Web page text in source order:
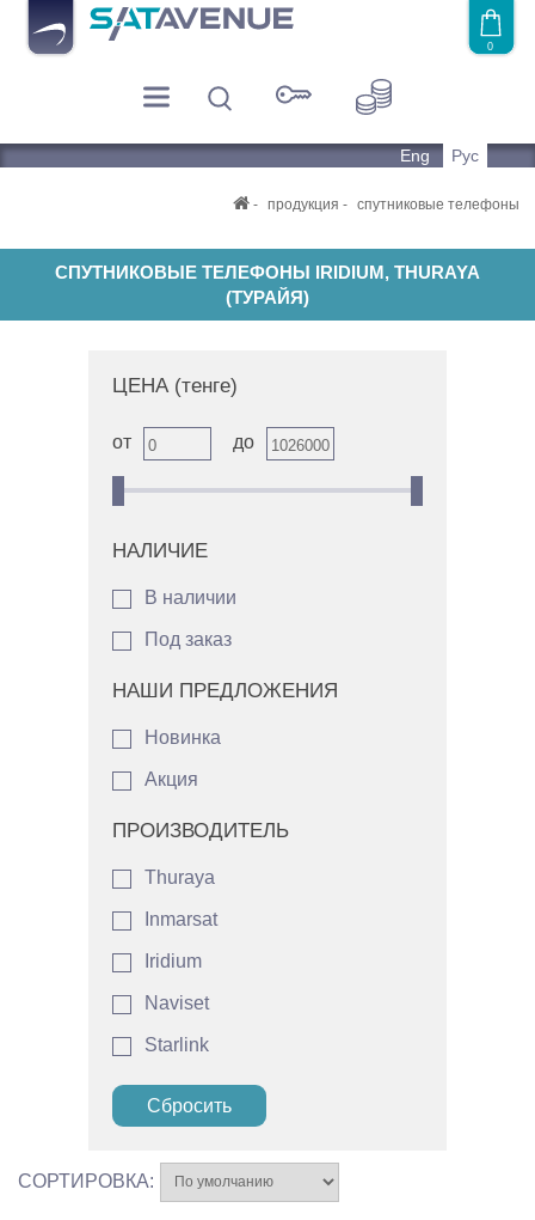
0
Eng Рус
продукция спутниковые телефоны
СПУТНИКОВЫЕ ТЕЛЕФОНЫ IRIDIUM, THURAYA
(ТУРАЙЯ)
ЦЕНА (тенге)
от до
НАЛИЧИЕ
В наличии
Под заказ
НАШИ ПРЕДЛОЖЕНИЯ
Новинка
Акция
ПРОИЗВОДИТЕЛЬ
Thuraya
Inmarsat
Iridium
Naviset
Starlink
Сбросить
СОРТИРОВКА: